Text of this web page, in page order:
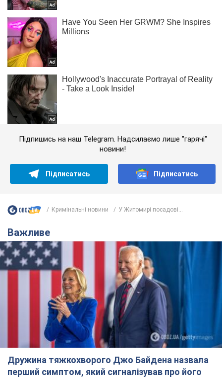
Підпишись на наш Telegram. Надсилаємо лише "гарячі"
новини!
Підписатись Підписатись
Кримінальні новини У Житомирі посадові...
Важливе
Дружина тяжкохворого Джо Байдена назвала
перший симптом, який сигналізував про його